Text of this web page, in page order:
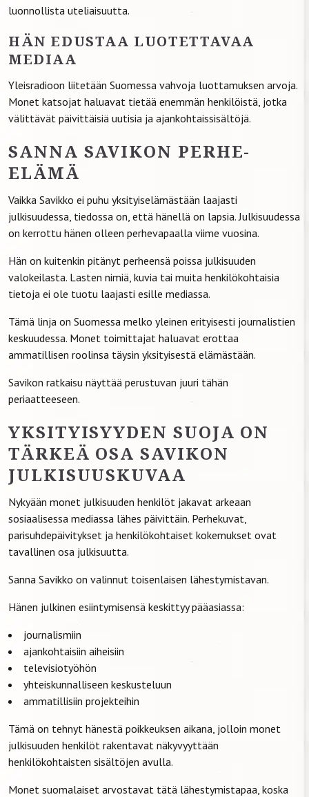
luonnollista uteliaisuutta.
HÄN EDUSTAA LUOTETTAVAA
MEDIAA
Yleisradioon liitetään Suomessa vahvoja luottamuksen arvoja.
Monet katsojat haluavat tietää enemmän henkilöistä, jotka
välittävät päivittäisiä uutisia ja ajankohtaissisältöjä.
SANNA SAVIKON PERHE-
ELÄMÄ
Vaikka Savikko ei puhu yksityiselämästään laajasti
julkisuudessa, tiedossa on, että hänellä on lapsia. Julkisuudessa
on kerrottu hänen olleen perhevapaalla viime vuosina.
Hän on kuitenkin pitänyt perheensä poissa julkisuuden
valokeilasta. Lasten nimiä, kuvia tai muita henkilökohtaisia
tietoja ei ole tuotu laajasti esille mediassa.
Tämä linja on Suomessa melko yleinen erityisesti journalistien
keskuudessa. Monet toimittajat haluavat erottaa
ammatillisen roolinsa täysin yksityisestä elämästään.
Savikon ratkaisu näyttää perustuvan juuri tähän
periaatteeseen.
YKSITYISYYDEN SUOJA ON
TÄRKEÄ OSA SAVIKON
JULKISUUSKUVAA
Nykyään monet julkisuuden henkilöt jakavat arkeaan
sosiaalisessa mediassa lähes päivittäin. Perhekuvat,
parisuhdepäivitykset ja henkilökohtaiset kokemukset ovat
tavallinen osa julkisuutta.
Sanna Savikko on valinnut toisenlaisen lähestymistavan.
Hänen julkinen esiintymisensä keskittyy pääasiassa:
journalismiin
ajankohtaisiin aiheisiin
televisiotyöhön
yhteiskunnalliseen keskusteluun
ammatillisiin projekteihin
Tämä on tehnyt hänestä poikkeuksen aikana, jolloin monet
julkisuuden henkilöt rakentavat näkyvyyttään
henkilökohtaisten sisältöjen avulla.
Monet suomalaiset arvostavat tätä lähestymistapaa, koska